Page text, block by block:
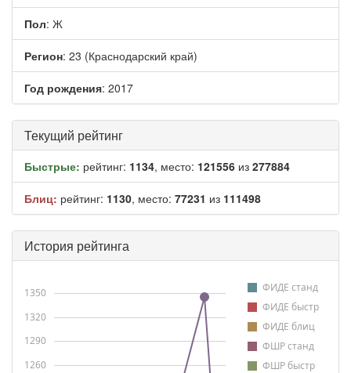
Пол: Ж
Регион: 23 (Краснодарский край)
Год рождения: 2017
Текущий рейтинг
Быстрые: рейтинг: 1134, место: 121556 из 277884
Блиц: рейтинг: 1130, место: 77231 из 111498
История рейтинга
ФИДЕ станд
ФИДЕ быстр
ФИДЕ блиц
ФШР станд
ФШР быстр
1260
1290
1320
1350